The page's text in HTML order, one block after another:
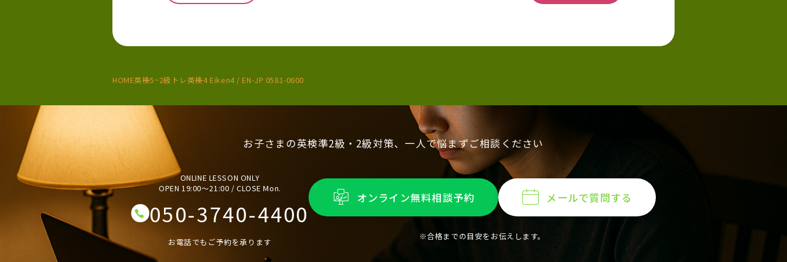
HOME英検5~2級トレ英検4 Eiken4 / EN-JP 0581-0600
お子さまの英検準2級・2級対策、一人で悩まずご相談ください
ONLINE LESSON ONLY
OPEN 19:00〜21:00 / CLOSE Mon.
050-3740-4400
お電話でもご予約を承ります
オンライン無料相談予約 メールで質問する
※合格までの目安をお伝えします。